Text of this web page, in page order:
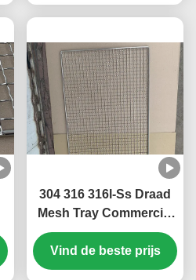
304 316 316l-Ss Draad
Mesh Tray Commercial
Dehydrator Freeze
Drying
Vind de beste prijs